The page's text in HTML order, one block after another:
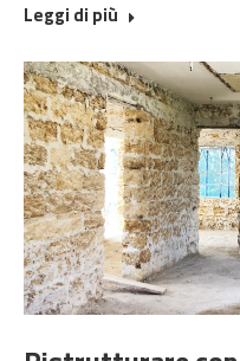
Leggi di più